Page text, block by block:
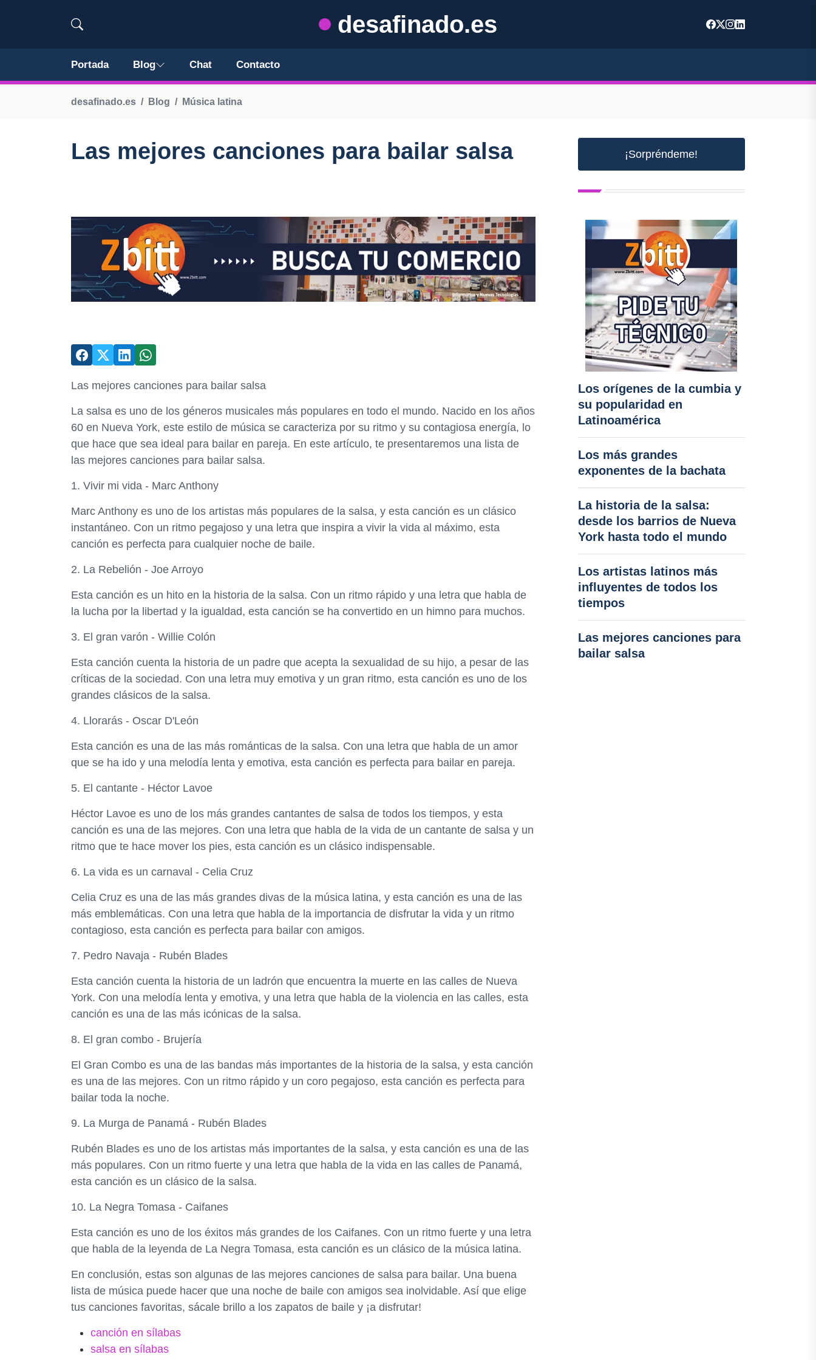
desafinado.es
Portada Blog Chat Contacto
desafinado.es Blog Música latina
Las mejores canciones para bailar salsa
Las mejores canciones para bailar salsa
La salsa es uno de los géneros musicales más populares en todo el mundo. Nacido en los años
60 en Nueva York, este estilo de música se caracteriza por su ritmo y su contagiosa energía, lo
que hace que sea ideal para bailar en pareja. En este artículo, te presentaremos una lista de
las mejores canciones para bailar salsa.
1. Vivir mi vida - Marc Anthony
Marc Anthony es uno de los artistas más populares de la salsa, y esta canción es un clásico
instantáneo. Con un ritmo pegajoso y una letra que inspira a vivir la vida al máximo, esta
canción es perfecta para cualquier noche de baile.
2. La Rebelión - Joe Arroyo
Esta canción es un hito en la historia de la salsa. Con un ritmo rápido y una letra que habla de
la lucha por la libertad y la igualdad, esta canción se ha convertido en un himno para muchos.
3. El gran varón - Willie Colón
Esta canción cuenta la historia de un padre que acepta la sexualidad de su hijo, a pesar de las
críticas de la sociedad. Con una letra muy emotiva y un gran ritmo, esta canción es uno de los
grandes clásicos de la salsa.
4. Llorarás - Oscar D'León
Esta canción es una de las más románticas de la salsa. Con una letra que habla de un amor
que se ha ido y una melodía lenta y emotiva, esta canción es perfecta para bailar en pareja.
5. El cantante - Héctor Lavoe
Héctor Lavoe es uno de los más grandes cantantes de salsa de todos los tiempos, y esta
canción es una de las mejores. Con una letra que habla de la vida de un cantante de salsa y un
ritmo que te hace mover los pies, esta canción es un clásico indispensable.
6. La vida es un carnaval - Celia Cruz
Celia Cruz es una de las más grandes divas de la música latina, y esta canción es una de las
más emblemáticas. Con una letra que habla de la importancia de disfrutar la vida y un ritmo
contagioso, esta canción es perfecta para bailar con amigos.
7. Pedro Navaja - Rubén Blades
Esta canción cuenta la historia de un ladrón que encuentra la muerte en las calles de Nueva
York. Con una melodía lenta y emotiva, y una letra que habla de la violencia en las calles, esta
canción es una de las más icónicas de la salsa.
8. El gran combo - Brujería
El Gran Combo es una de las bandas más importantes de la historia de la salsa, y esta canción
es una de las mejores. Con un ritmo rápido y un coro pegajoso, esta canción es perfecta para
bailar toda la noche.
9. La Murga de Panamá - Rubén Blades
Rubén Blades es uno de los artistas más importantes de la salsa, y esta canción es una de las
más populares. Con un ritmo fuerte y una letra que habla de la vida en las calles de Panamá,
esta canción es un clásico de la salsa.
10. La Negra Tomasa - Caifanes
Esta canción es uno de los éxitos más grandes de los Caifanes. Con un ritmo fuerte y una letra
que habla de la leyenda de La Negra Tomasa, esta canción es un clásico de la música latina.
En conclusión, estas son algunas de las mejores canciones de salsa para bailar. Una buena
lista de música puede hacer que una noche de baile con amigos sea inolvidable. Así que elige
tus canciones favoritas, sácale brillo a los zapatos de baile y ¡a disfrutar!
canción en sílabas
salsa en sílabas
¡Sorpréndeme!
Los orígenes de la cumbia y
su popularidad en
Latinoamérica
Los más grandes
exponentes de la bachata
La historia de la salsa:
desde los barrios de Nueva
York hasta todo el mundo
Los artistas latinos más
influyentes de todos los
tiempos
Las mejores canciones para
bailar salsa